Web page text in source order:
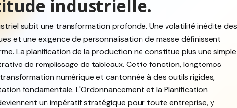
industrielle.
subit une transformation profonde. Une volatilité inédite des
et une exigence de personnalisation de masse définissent
La planification de la production ne constitue plus une simple
de remplissage de tableaux. Cette fonction, longtemps
numérique et cantonnée à des outils rigides,
fondamentale. L'Ordonnancement et la Planification
un impératif stratégique pour toute entreprise, y